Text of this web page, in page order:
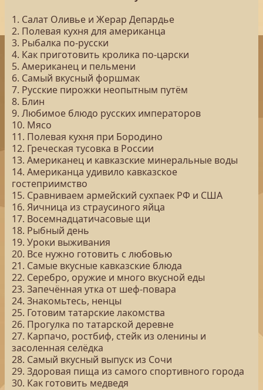
1. Салат Оливье и Жерар Депардье
2. Полевая кухня для американца
3. Рыбалка по-русски
4. Как приготовить кролика по-царски
5. Американец и пельмени
6. Самый вкусный форшмак
7. Русские пирожки неопытным путём
8. Блин
9. Любимое блюдо русских императоров
10. Мясо
11. Полевая кухня при Бородино
12. Греческая тусовка в России
13. Американец и кавказские минеральные воды
14. Американца удивило кавказское
гостеприимство
15. Сравниваем армейский сухпаек РФ и США
16. Яичница из страусиного яйца
17. Восемнадцатичасовые щи
18. Рыбный день
19. Уроки выживания
20. Все нужно готовить с любовью
21. Самые вкусные кавказские блюда
22. Серебро, оружие и много вкусной еды
23. Запечённая утка от шеф-повара
24. Знакомьтесь, ненцы
25. Готовим татарские лакомства
26. Прогулка по татарской деревне
27. Карпачо, ростбиф, стейк из оленины и
засоленная селёдка
28. Самый вкусный выпуск из Сочи
29. Здоровая пища из самого спортивного города
30. Как готовить медведя